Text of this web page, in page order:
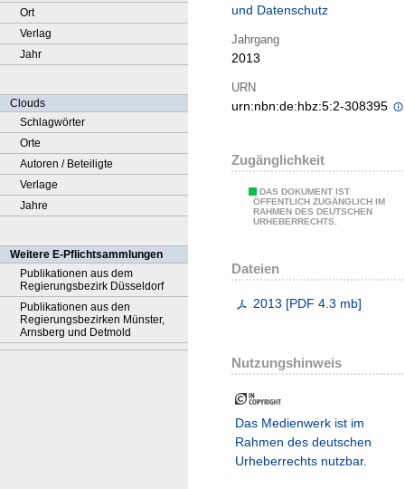
Ort
Verlag
Jahr
Clouds
Schlagwörter
Orte
Autoren / Beteiligte
Verlage
Jahre
Weitere E-Pflichtsammlungen
Publikationen aus dem
Regierungsbezirk Düsseldorf
Publikationen aus den
Regierungsbezirken Münster,
Arnsberg und Detmold
und Datenschutz
Jahrgang
2013
URN
urn:nbn:de:hbz:5:2-308395
Zugänglichkeit
DAS DOKUMENT IST
ÖFFENTLICH ZUGÄNGLICH IM
RAHMEN DES DEUTSCHEN
URHEBERRECHTS.
Dateien
2013 [PDF 4.3 mb]
Nutzungshinweis
Das Medienwerk ist im
Rahmen des deutschen
Urheberrechts nutzbar.